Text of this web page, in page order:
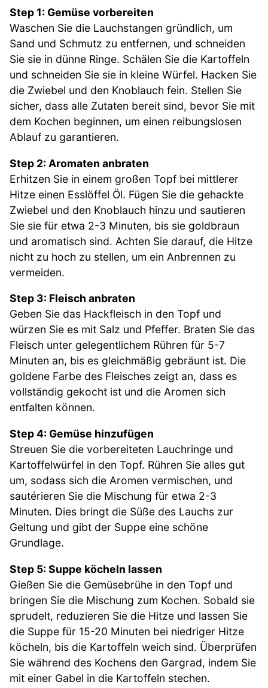
Step 1: Gemüse vorbereiten
Waschen Sie die Lauchstangen gründlich, um
Sand und Schmutz zu entfernen, und schneiden
Sie sie in dünne Ringe. Schälen Sie die Kartoffeln
und schneiden Sie sie in kleine Würfel. Hacken Sie
die Zwiebel und den Knoblauch fein. Stellen Sie
sicher, dass alle Zutaten bereit sind, bevor Sie mit
dem Kochen beginnen, um einen reibungslosen
Ablauf zu garantieren.
Step 2: Aromaten anbraten
Erhitzen Sie in einem großen Topf bei mittlerer
Hitze einen Esslöffel Öl. Fügen Sie die gehackte
Zwiebel und den Knoblauch hinzu und sautieren
Sie sie für etwa 2-3 Minuten, bis sie goldbraun
und aromatisch sind. Achten Sie darauf, die Hitze
nicht zu hoch zu stellen, um ein Anbrennen zu
vermeiden.
Step 3: Fleisch anbraten
Geben Sie das Hackfleisch in den Topf und
würzen Sie es mit Salz und Pfeffer. Braten Sie das
Fleisch unter gelegentlichem Rühren für 5-7
Minuten an, bis es gleichmäßig gebräunt ist. Die
goldene Farbe des Fleisches zeigt an, dass es
vollständig gekocht ist und die Aromen sich
entfalten können.
Step 4: Gemüse hinzufügen
Streuen Sie die vorbereiteten Lauchringe und
Kartoffelwürfel in den Topf. Rühren Sie alles gut
um, sodass sich die Aromen vermischen, und
sautérieren Sie die Mischung für etwa 2-3
Minuten. Dies bringt die Süße des Lauchs zur
Geltung und gibt der Suppe eine schöne
Grundlage.
Step 5: Suppe köcheln lassen
Gießen Sie die Gemüsebrühe in den Topf und
bringen Sie die Mischung zum Kochen. Sobald sie
sprudelt, reduzieren Sie die Hitze und lassen Sie
die Suppe für 15-20 Minuten bei niedriger Hitze
köcheln, bis die Kartoffeln weich sind. Überprüfen
Sie während des Kochens den Gargrad, indem Sie
mit einer Gabel in die Kartoffeln stechen.